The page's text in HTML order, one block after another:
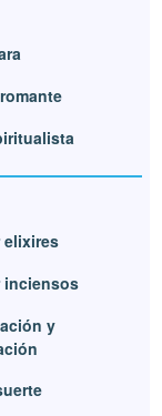
elixires
inciensos
y